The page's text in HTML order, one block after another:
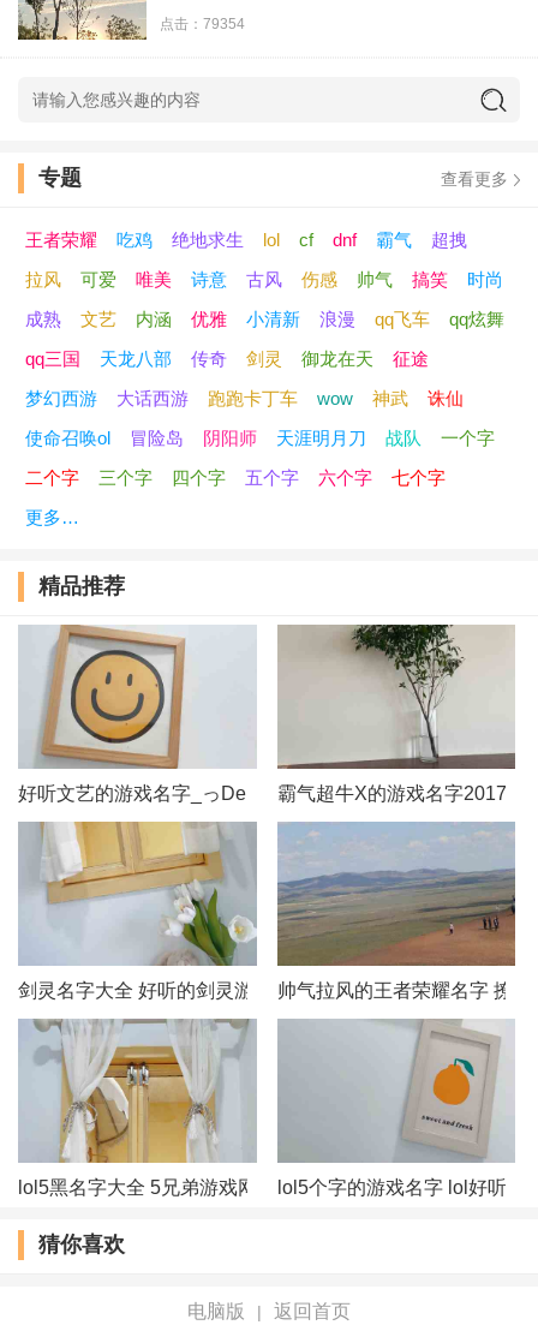
我萌怪我咯
就是这么浪
野性小仙女
摆摊卖爱情
秋裤夹腿毛
眼淚旳錯覺
虐爆托儿所
丑人多作怪
软了一个趴
天涯我独行
柔情喂了狗
衶贰寎晚剘
闹钟你别闹
你命里缺我
司马缸砸光
村姑也狠潮
韭菜炒大葱
麻花辮女孩
糯米尐团子
恋上猫的鱼
点击：79354
专题 查看更多
王者荣耀 吃鸡 绝地求生 lol cf dnf 霸气
超拽
拉风
可爱 唯美 诗意 古风 伤感 帅气 搞笑
时尚
成熟
文艺 内涵 优雅 小清新 浪漫 qq飞车
qq炫舞
qq三国
天龙八部 传奇 剑灵 御龙在天
征途
梦幻西游
大话西游 跑跑卡丁车 wow 神武
诛仙
使命召唤ol
冒险岛 阴阳师 天涯明月刀 战队
一个字
二个字
三个字 四个字 五个字 六个字
七个字
更多…
精品推荐
好听文艺的游戏名字_っDemonˊ冥殇づ霸气超牛X的游戏名字2017
剑灵名字大全 好听的剑灵游戏名字帅气拉风的王者荣耀名字 撩妹
lol5黑名字大全 5兄弟游戏网名 lol5个字的游戏名字 lol好听五
猜你喜欢
电脑版 | 返回首页